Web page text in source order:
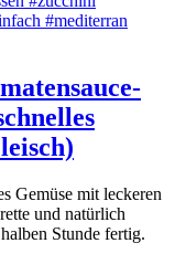
Gemüse mit leckeren
und natürlich
Stunde fertig.